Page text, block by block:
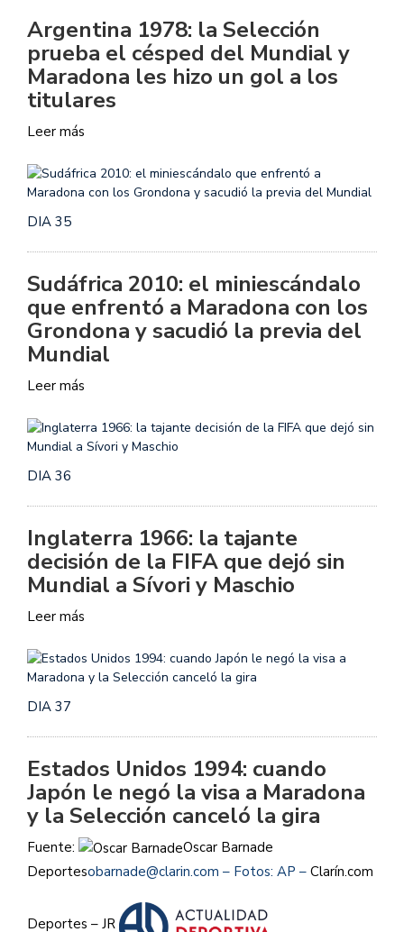
Argentina 1978: la Selección
prueba el césped del Mundial y
Maradona les hizo un gol a los
titulares
Leer más
DIA 35
Sudáfrica 2010: el miniescándalo
que enfrentó a Maradona con los
Grondona y sacudió la previa del
Mundial
Leer más
DIA 36
Inglaterra 1966: la tajante
decisión de la FIFA que dejó sin
Mundial a Sívori y Maschio
Leer más
DIA 37
Estados Unidos 1994: cuando
Japón le negó la visa a Maradona
y la Selección canceló la gira
Fuente:
Oscar Barnade
Deportesobarnade@clarin.com – Fotos: AP – Clarín.com
Deportes – JR